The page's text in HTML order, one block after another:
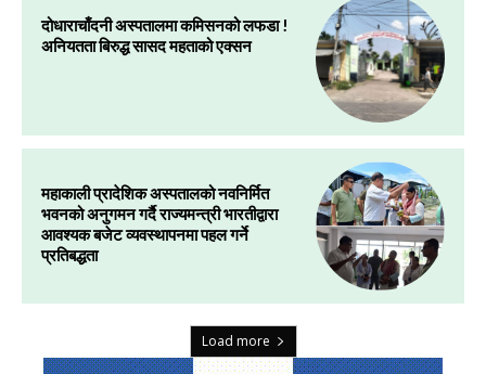
दोधाराचाँदनी अस्पतालमा कमिसनको लफडा !
अनियतता बिरुद्ध सासद महताको एक्सन
महाकाली प्रादेशिक अस्पतालको नवनिर्मित
भवनको अनुगमन गर्दै राज्यमन्त्री भारतीद्वारा
आवश्यक बजेट व्यवस्थापनमा पहल गर्ने
प्रतिबद्धता
Load more